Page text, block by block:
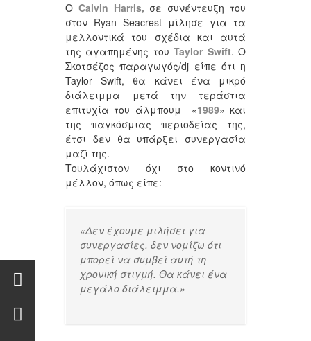
Ο Calvin Harris, σε συνέντευξη του
στον Ryan Seacrest μίλησε για τα
μελλοντικά του σχέδια και αυτά
της αγαπημένης τουTaylor Swift. Ο
Σκοτσέζος παραγωγός/dj είπε ότι η
Taylor Swift, θα κάνει ένα μικρό
διάλειμμα μετά την τεράστια
επιτυχία του άλμπουμ «1989» και
της παγκόσμιας περιοδείας της,
έτσι δεν θα υπάρξει συνεργασία
μαζί της.
Τουλάχιστον όχι στο κοντινό
μέλλον, όπως είπε:
«Δεν έχουμε μιλήσει για
συνεργασίες, δεν νομίζω ότι
μπορεί να συμβεί αυτή τη
χρονική στιγμή. Θα κάνει ένα
μεγάλο διάλειμμα.»